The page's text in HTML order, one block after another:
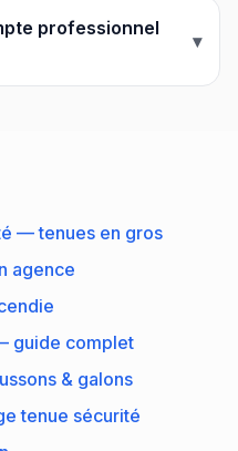
professionnel
▾
— tenues en gros
agence
guide complet
& galons
tenue sécurité